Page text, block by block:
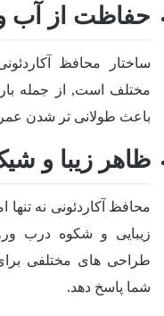
حفاظت از آب و
ساختار محافظ
مختلف است, از جمله
باعث طولانی تر شدن
ظاهر زیبا و
محافظ آکاردئونی نه تنها
زیبایی و شکوه درب
طراحی های مختلفی
شما پاسخ دهد.